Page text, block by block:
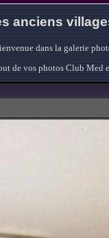
anciens
dans la galerie
de vos photos Club Med